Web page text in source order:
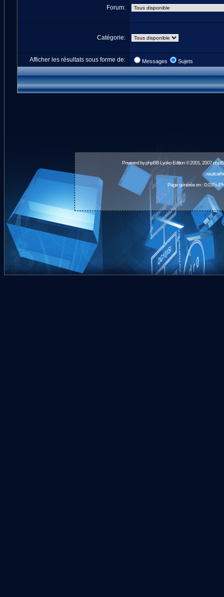
Forum:
Catégorie:
Afficher les résultats sous forme de: Messages Sujets
Powered byphpBBLyoko Edition © 2001, 2007
Page générée en : 0.037s